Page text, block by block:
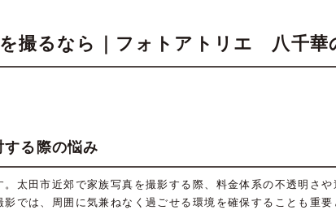
撮るなら｜フォトアトリエ 八千華
る際の悩み
太田市近郊で家族写真を撮影する際、料金体系の不透明さ
影では、周囲に気兼ねなく過ごせる環境を確保することも重